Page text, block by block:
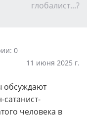
глобалист...?
0
11 июня 2025 г.
обсуждают
человека в